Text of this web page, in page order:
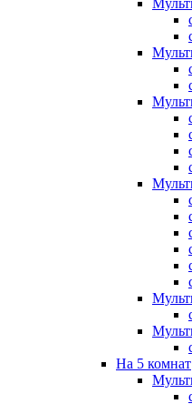
На 5 комнат